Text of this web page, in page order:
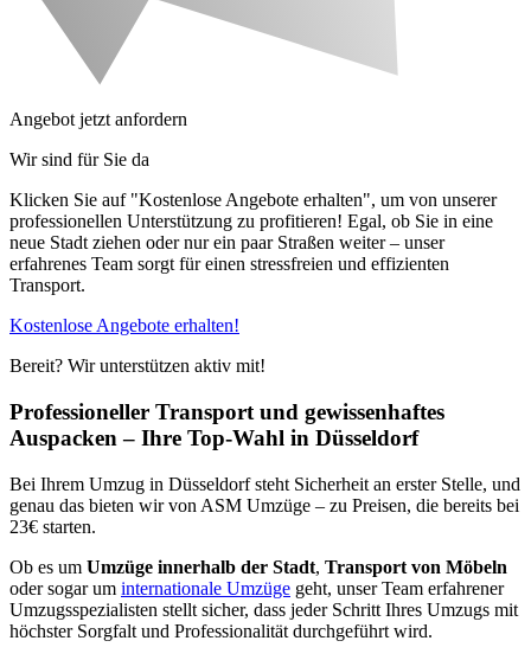
Angebot jetzt anfordern
Wir sind für Sie da
Klicken Sie auf "Kostenlose Angebote erhalten", um von unserer
professionellen Unterstützung zu profitieren! Egal, ob Sie in eine
neue Stadt ziehen oder nur ein paar Straßen weiter – unser
erfahrenes Team sorgt für einen stressfreien und effizienten
Transport.
Kostenlose Angebote erhalten!
Bereit? Wir unterstützen aktiv mit!
Professioneller Transport und gewissenhaftes
Auspacken – Ihre Top-Wahl in Düsseldorf
Bei Ihrem Umzug in Düsseldorf steht Sicherheit an erster Stelle, und
genau das bieten wir von ASM Umzüge – zu Preisen, die bereits bei
23€ starten.
Ob es um Umzüge innerhalb der Stadt, Transport von Möbeln
oder sogar um internationale Umzüge geht, unser Team erfahrener
Umzugsspezialisten stellt sicher, dass jeder Schritt Ihres Umzugs mit
höchster Sorgfalt und Professionalität durchgeführt wird.